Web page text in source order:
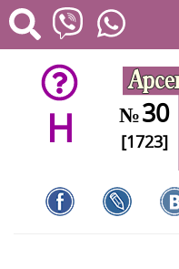
H №30
[1723]